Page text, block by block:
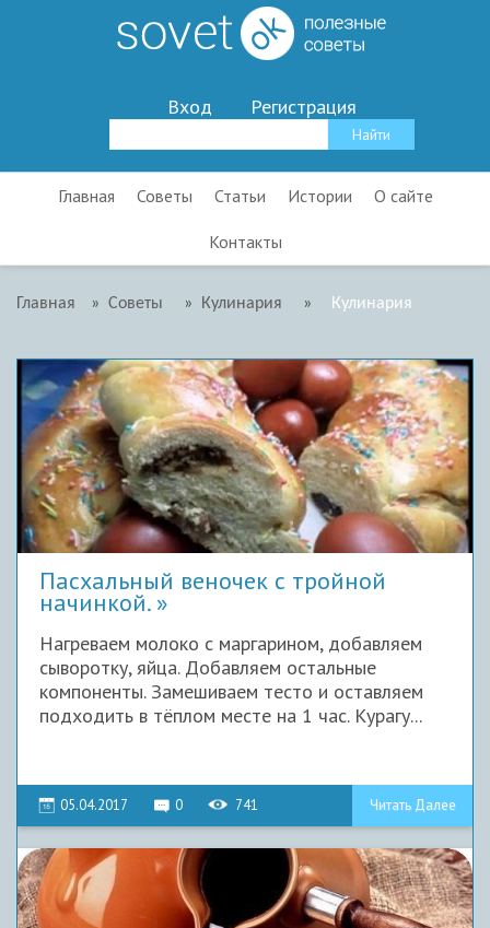
Вход Регистрация
Главная Советы Статьи Истории О сайте
Контакты
Главная » Советы » Кулинария » Кулинария
Пасхальный веночек с тройной
начинкой.
Нагреваем молоко с маргарином, добавляем
сыворотку, яйца. Добавляем остальные
компоненты. Замешиваем тесто и оставляем
подходить в тёплом месте на 1 час. Курагу...
05.04.2017 0 741 Читать Далее